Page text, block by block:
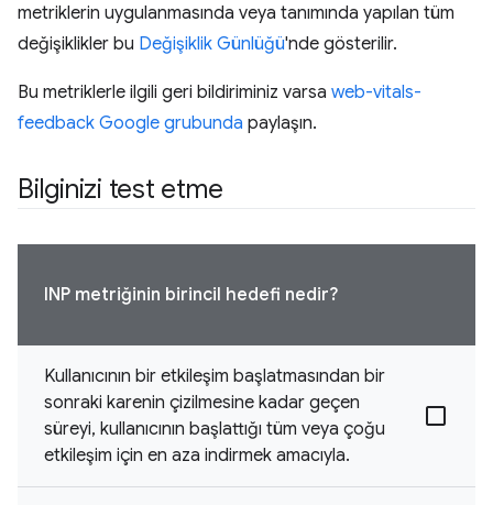
metriklerin uygulanmasında veya tanımında yapılan tüm
değişiklikler bu Değişiklik Günlüğü'nde gösterilir.
Bu metriklerle ilgili geri bildiriminiz varsa web-vitals-
feedback Google grubunda paylaşın.
Bilginizi test etme
INP metriğinin birincil hedefi nedir?
Kullanıcının bir etkileşim başlatmasından bir
sonraki karenin çizilmesine kadar geçen
süreyi, kullanıcının başlattığı tüm veya çoğu
etkileşim için en aza indirmek amacıyla.